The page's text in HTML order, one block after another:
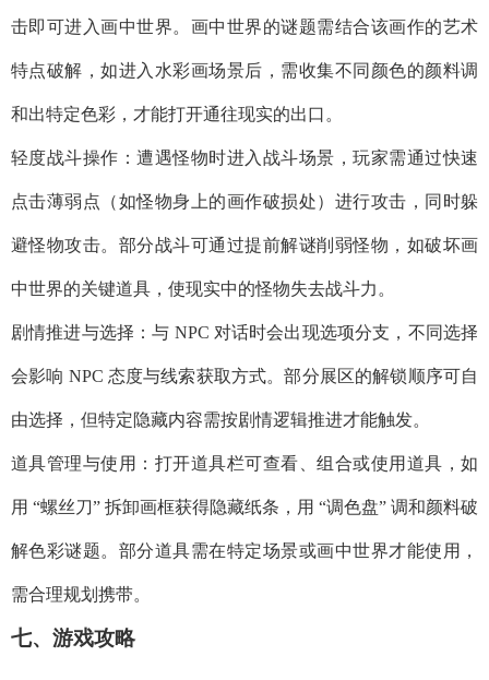
击即可进入画中世界。画中世界的谜题需结合该画作的艺术
特点破解，如进入水彩画场景后，需收集不同颜色的颜料调
和出特定色彩，才能打开通往现实的出口。​
轻度战斗操作：遭遇怪物时进入战斗场景，玩家需通过快速
点击薄弱点（如怪物身上的画作破损处）进行攻击，同时躲
避怪物攻击。部分战斗可通过提前解谜削弱怪物，如破坏画
中世界的关键道具，使现实中的怪物失去战斗力。​
剧情推进与选择：与 NPC 对话时会出现选项分支，不同选择
会影响 NPC 态度与线索获取方式。部分展区的解锁顺序可自
由选择，但特定隐藏内容需按剧情逻辑推进才能触发。​
道具管理与使用：打开道具栏可查看、组合或使用道具，如
用 “螺丝刀” 拆卸画框获得隐藏纸条，用 “调色盘” 调和颜料破
解色彩谜题。部分道具需在特定场景或画中世界才能使用，
需合理规划携带。​
七、游戏攻略​